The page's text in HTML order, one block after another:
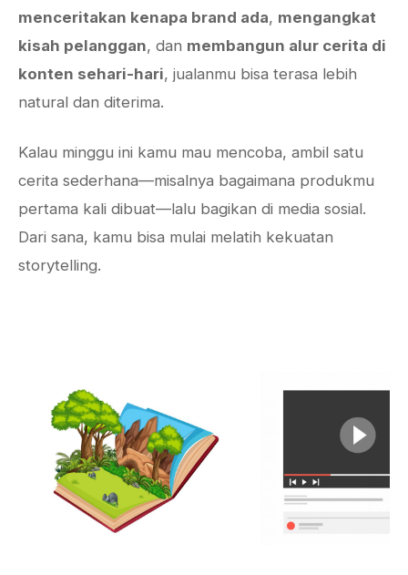
menceritakan kenapa brand ada, mengangkat
kisah pelanggan, dan membangun alur cerita di
konten sehari-hari, jualanmu bisa terasa lebih
natural dan diterima.
Kalau minggu ini kamu mau mencoba, ambil satu
cerita sederhana—misalnya bagaimana produkmu
pertama kali dibuat—lalu bagikan di media sosial.
Dari sana, kamu bisa mulai melatih kekuatan
storytelling.